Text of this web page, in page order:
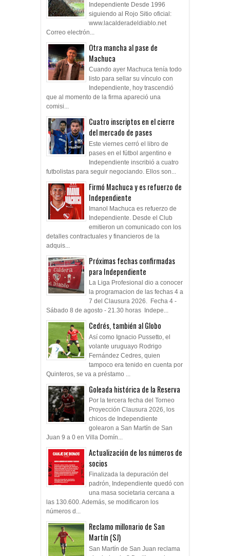
Independiente Desde 1996
siguiendo al Rojo Sitio oficial:
www.lacalderadeldiablo.net
Correo electrón...
Otra mancha al pase de
Machuca
Cuando ayer Machuca tenía todo
listo para sellar su vínculo con
Independiente, hoy trascendió
que al momento de la firma apareció una
comisi...
Cuatro inscriptos en el cierre
del mercado de pases
Este viernes cerró el libro de
pases en el fútbol argentino e
Independiente inscribió a cuatro
futbolistas para seguir negociando. Ellos son...
Firmó Machuca y es refuerzo de
Independiente
Imanol Machuca es refuerzo de
Independiente. Desde el Club
emitieron un comunicado con los
detalles contractuales y financieros de la
adquis...
Próximas fechas confirmadas
para Independiente
La Liga Profesional dio a conocer
la programacion de las fechas 4 a
7 del Clausura 2026. Fecha 4 -
Sábado 8 de agosto - 21.30 horas Indepe...
Cedrés, también al Globo
Así como Ignacio Pussetto, el
volante uruguayo Rodrigo
Fernández Cedres, quien
tampoco era tenido en cuenta por
Quinteros, se va a préstamo ...
Goleada histórica de la Reserva
Por la tercera fecha del Torneo
Proyección Clausura 2026, los
chicos de Independiente
golearon a San Martín de San
Juan 9 a 0 en Villa Domín...
Actualización de los números de
socios
Finalizada la depuración del
padrón, Independiente quedó con
una masa societaria cercana a
las 130.600. Además, se modificaron los
números d...
Reclamo millonario de San
Martín (SJ)
San Martín de San Juan reclama